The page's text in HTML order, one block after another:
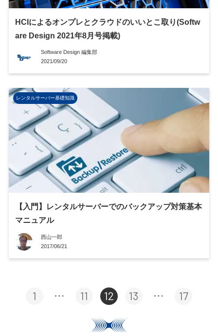
HCIによるオンプレとクラウドのいいとこ取り(Softw
are Design 2021年8月号掲載)
Software Design 編集部
2021/09/20
レンタルサーバー基礎知識
【入門】レンタルサーバーでのバックアップ対策基本
マニュアル
西山一郎
2017/06/21
1 11 12 13 17